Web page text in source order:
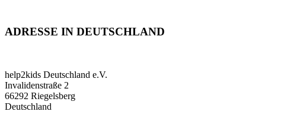
ADRESSE IN DEUTSCHLAND
help2kids Deutschland e.V.
Invalidenstraße 2
66292 Riegelsberg
Deutschland